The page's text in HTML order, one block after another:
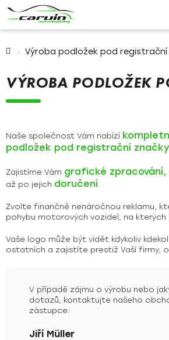
Výroba podložek pod registrační
VÝROBA PODLOŽEK
Naše společnost Vám nabízí
podložek pod registrační značky
Zajistíme Vám grafické
až po jejich doručení.
Zvolte finančně nenáročnou reklamu,
pohybu motorových vozidel, na kterých
Vaše logo může být vidět kdykoliv
ostatních a zajistíte prestiž Vaší firmy,
V případě zájmu o výrobu nebo
dotazů, kontaktujte našeho
zástupce:
Jiří Müller